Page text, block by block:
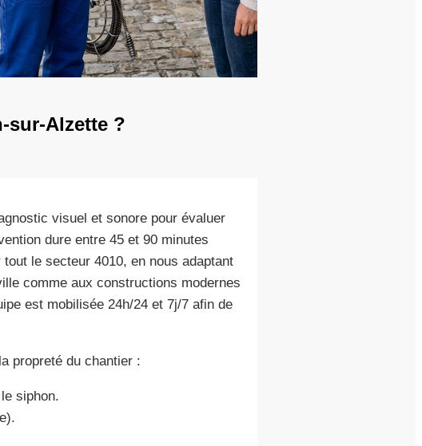
sur-Alzette ?
visuel et sonore pour évaluer
dure entre 45 et 90 minutes
le secteur 4010, en nous adaptant
comme aux constructions modernes
est mobilisée 24h/24 et 7j/7 afin de
propreté du chantier :
siphon.